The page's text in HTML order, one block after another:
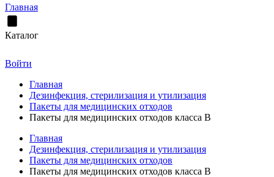
Главная
Каталог
Войти
Главная
Дезинфекция, стерилизация и утилизация
Пакеты для медицинских отходов
Пакеты для медицинских отходов класса В
Главная
Дезинфекция, стерилизация и утилизация
Пакеты для медицинских отходов
Пакеты для медицинских отходов класса В